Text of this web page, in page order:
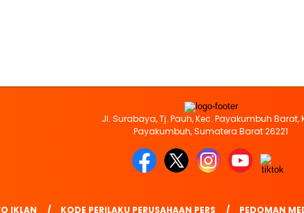
Jl. Surabaya, Tj. Pauh, Kec. Payakumbuh Barat,
Payakumbuh, Sumatera Barat 26221
IKLAN KODE PERILAKU PERUSAHAAN PERS PEDOMAN